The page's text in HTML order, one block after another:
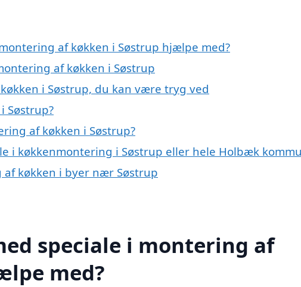
af køkken i Søstrup hjælpe med?
af køkken i Søstrup
i Søstrup, du kan være tryg ved
Søstrup?
af køkken i Søstrup?
i køkkenmontering i Søstrup eller hele Holbæk
køkken i byer nær Søstrup
speciale i montering af
med?